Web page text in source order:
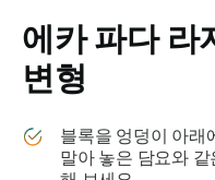
에카 파다 라
변형
블록을 엉덩이 아래
말아 놓은 담요와